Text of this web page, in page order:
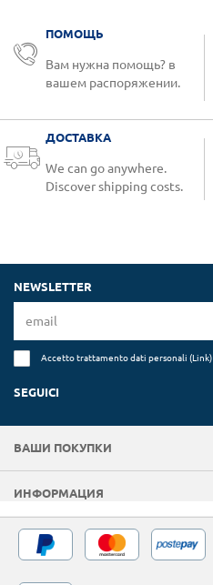
ПОМОЩЬ
Вам нужна помощь? в
вашем распоряжении.
ДОСТАВКА
We can go anywhere.
Discover shipping costs.
NEWSLETTER
Accetto trattamento dati personali (Link)
SEGUICI
ВАШИ ПОКУПКИ
ИНФОРМАЦИЯ